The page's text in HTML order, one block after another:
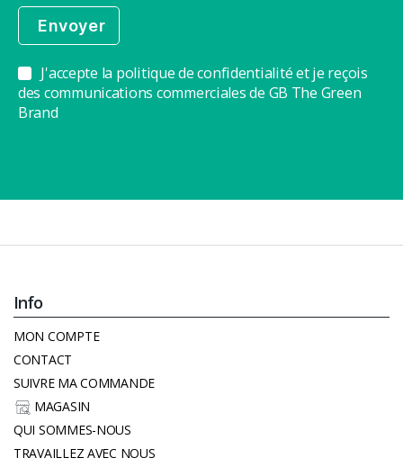
J'accepte la politique de confidentialité et je reçois
des communications commerciales de GB The Green
Brand
Info
MON COMPTE
CONTACT
SUIVRE MA COMMANDE
MAGASIN
QUI SOMMES-NOUS
TRAVAILLEZ AVEC NOUS